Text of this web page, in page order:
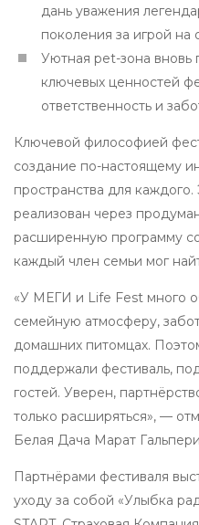
дань уважения
поколения за игрой на
Уютная pet-зона вновь
ключевых ценностей
ответственность и
Ключевой философией
создание по-настоящему
пространства для
реализован через
расширенную программу
каждый член семьи мог
«У МЕГИ и Life Fest много
семейную атмосферу,
домашних питомцах.
поддержали фестиваль,
гостей. Уверен,
только расширяться», —
Белая Дача Марат
Партнёрами фестиваля
уходу за собой «Улыбка